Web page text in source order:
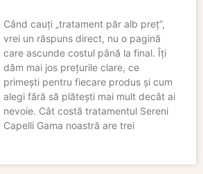
Când cauți „tratament păr alb preț”,
vrei un răspuns direct, nu o pagină
care ascunde costul până la final. Îți
dăm mai jos prețurile clare, ce
primești pentru fiecare produs și cum
alegi fără să plătești mai mult decât ai
nevoie. Cât costă tratamentul Sereni
Capelli Gama noastră are trei